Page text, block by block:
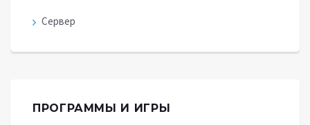
Сервер
ПРОГРАММЫ И ИГРЫ